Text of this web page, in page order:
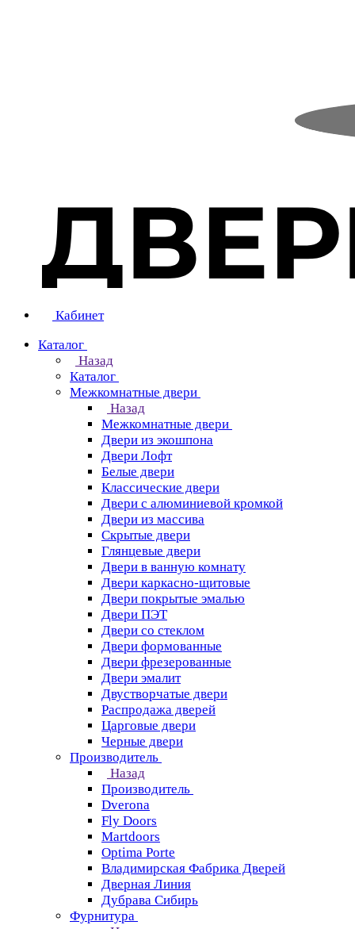
Кабинет
Каталог
Назад
Каталог
Межкомнатные двери
Назад
Межкомнатные двери
Двери из экошпона
Двери Лофт
Белые двери
Классические двери
Двери с алюминиевой кромкой
Двери из массива
Скрытые двери
Глянцевые двери
Двери в ванную комнату
Двери каркасно-щитовые
Двери покрытые эмалью
Двери ПЭТ
Двери со стеклом
Двери формованные
Двери фрезерованные
Двери эмалит
Двустворчатые двери
Распродажа дверей
Царговые двери
Черные двери
Производитель
Назад
Производитель
Dverona
Fly Doors
Martdoors
Optima Porte
Владимирская Фабрика Дверей
Дверная Линия
Дубрава Сибирь
Фурнитура